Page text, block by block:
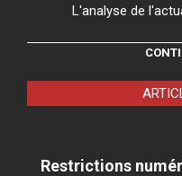
L'analyse de
Restrictions